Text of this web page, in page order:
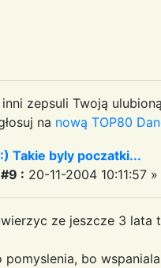
zepsuli Twoją
na nową TOP80
Takie byly poczatki...
: 20-11-2004 10:11:57 »
ze jeszcze 3 lata
pomyslenia, bo